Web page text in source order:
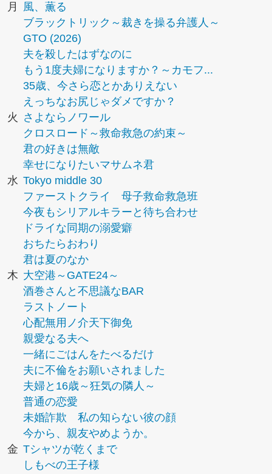
月
風、薫る
ブラックトリック～裁きを操る弁護人～
GTO (2026)
夫を殺したはずなのに
もう1度夫婦になりますか？～カモフ...
35歳、今さら恋とかありえない
えっちなお尻じゃダメですか？
火
さよならノワール
クロスロード～救命救急の約束～
君の好きは無敵
幸せになりたいマサムネ君
水 Tokyo middle 30
ファーストクライ 母子救命救急班
今夜もシリアルキラーと待ち合わせ
ドライな同期の溺愛癖
おちたらおわり
君は夏のなか
木 大空港～GATE24～
酒巻さんと不思議なBAR
ラストノート
心配無用ノ介天下御免
親愛なる夫へ
一緒にごはんをたべるだけ
夫に不倫をお願いされました
夫婦と16歳～狂気の隣人～
普通の恋愛
未婚詐欺 私の知らない彼の顔
今から、親友やめようか。
金 Tシャツが乾くまで
しもべの王子様